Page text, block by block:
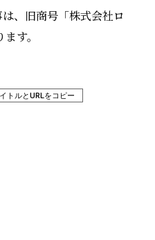
、旧商号「株式会社ロ
す。
トルとURLをコピー